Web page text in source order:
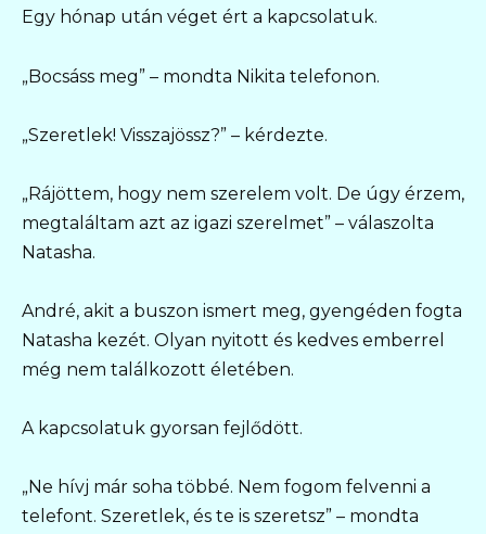
Egy hónap után véget ért a kapcsolatuk.
„Bocsáss meg” – mondta Nikita telefonon.
„Szeretlek! Visszajössz?” – kérdezte.
„Rájöttem, hogy nem szerelem volt. De úgy érzem,
megtaláltam azt az igazi szerelmet” – válaszolta
Natasha.
André, akit a buszon ismert meg, gyengéden fogta
Natasha kezét. Olyan nyitott és kedves emberrel
még nem találkozott életében.
A kapcsolatuk gyorsan fejlődött.
„Ne hívj már soha többé. Nem fogom felvenni a
telefont. Szeretlek, és te is szeretsz” – mondta